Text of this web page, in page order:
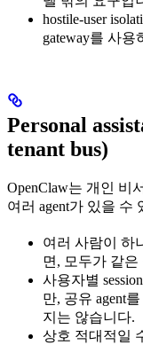
hostile-user
gateway를 사용
Personal
tenant bus)
OpenClaw는 개인 비
여러 agent가 있을 수
여러 사람이 하
면, 모두가 같
사용자별
만, 공유 agent
지는 않습니다.
상호 적대적일